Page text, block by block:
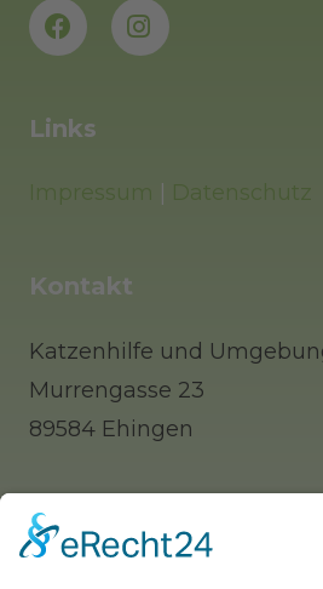
Links
Impressum Datenschutz
Kontakt
Katzenhilfe und
Murrengasse 23
89584 Ehingen
Tel: 0 73 91 / 77 0 88 65
nachmittags zu erreichen)